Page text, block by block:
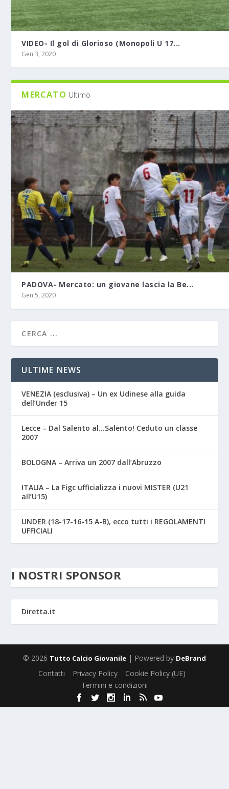
VIDEO- Il gol di Glorioso (Monopoli U 17...
Gen 3, 2020
MERCATO Ultimo
PADOVA- Mercato: un giovane lascia la Be...
Gen 5, 2020
ULTIME NEWS
VENEZIA (esclusiva) – Un ex Udinese alla guida
dell’Under 15
Lecce – Dal Salento al…Salento! Ceduto un classe
2007
BOLOGNA – Arriva un 2007 dall’Abruzzo
ITALIA – La Figc ufficializza i nuovi MISTER (U21
all’U15)
UNDER (18-17-16-15 A-B), ecco tutti i REGOLAMENTI
UFFICIALI
I NOSTRI SPONSOR
Diretta.it
© 2026 Tutto Calcio Giovanile | Powered by DeBrand
Contatti Privacy Policy
Cookie Policy (UE)
Termini e condizioni